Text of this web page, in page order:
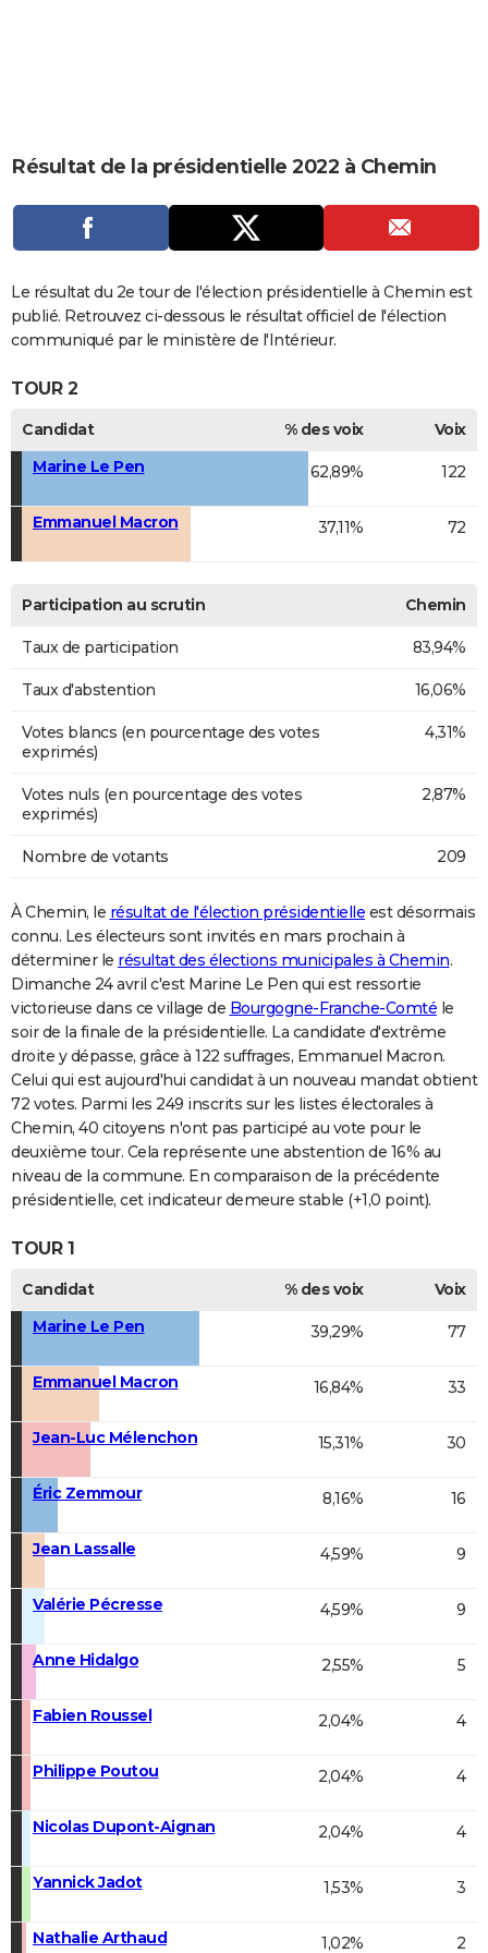
CARTE DE VOEUX
DICTIONNAIRE
Dictionnaire
Biographies
Expressions
Proverbes
PROGRAMME TV
COPAINS D'AVANT
Se connecter
Collèges
Universités
Entreprises
Service militaire
Avis de recherche
AVIS DE DÉCÈS
FORUM
Bricolage
Culture
Television
Voyage
Résultat de la présidentielle 2022 à Chemin
Le résultat du 2e tour de l'élection présidentielle à Chemin est
publié. Retrouvez ci-dessous le résultat officiel de l'élection
communiqué par le ministère de l'Intérieur.
TOUR 2
Candidat % des voix
Voix
Marine Le Pen
62,89% 122
Emmanuel Macron 37,11% 72
Participation au scrutin Chemin
Taux de participation 83,94%
Taux d'abstention 16,06%
Votes blancs (en pourcentage des votes
exprimés)
4,31%
Votes nuls (en pourcentage des votes
exprimés)
2,87%
Nombre de votants 209
À Chemin, le résultat de l'élection présidentielle est désormais
connu. Les électeurs sont invités en mars prochain à
déterminer le résultat des élections municipales à Chemin.
Dimanche 24 avril c'est Marine Le Pen qui est ressortie
victorieuse dans ce village de Bourgogne-Franche-Comté le
soir de la finale de la présidentielle. La candidate d'extrême
droite y dépasse, grâce à 122 suffrages, Emmanuel Macron.
Celui qui est aujourd'hui candidat à un nouveau mandat obtient
72 votes. Parmi les 249 inscrits sur les listes électorales à
Chemin, 40 citoyens n'ont pas participé au vote pour le
deuxième tour. Cela représente une abstention de 16% au
niveau de la commune. En comparaison de la précédente
présidentielle, cet indicateur demeure stable (+1,0 point).
TOUR 1
Candidat % des voix
Voix
Marine Le Pen
39,29% 77
Emmanuel Macron 16,84% 33
Jean-Luc Mélenchon 15,31% 30
Éric Zemmour 8,16% 16
Jean Lassalle 4,59% 9
Valérie Pécresse 4,59% 9
Anne Hidalgo 2,55% 5
Fabien Roussel 2,04% 4
Philippe Poutou 2,04% 4
Nicolas Dupont-Aignan 2,04% 4
Yannick Jadot 1,53% 3
Nathalie Arthaud 1,02% 2